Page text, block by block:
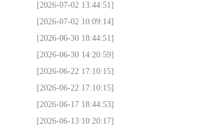
[2026-07-02 13:44:51]
[2026-07-02 10:09:14]
[2026-06-30 18:44:51]
[2026-06-30 14:20:59]
[2026-06-22 17:10:15]
[2026-06-22 17:10:15]
[2026-06-17 18:44:53]
[2026-06-13 10:20:17]